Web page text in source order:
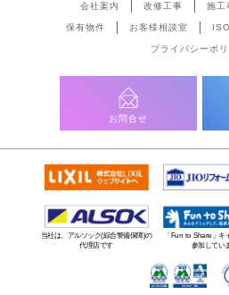
会社案内 改修工事 施工
保有物件 お客様相談室 ISO
プライバシーポ
お問合せ
当社は、アルソック(綜合警備保障)の
代理店です
「Fun to Share」キ
参加してい